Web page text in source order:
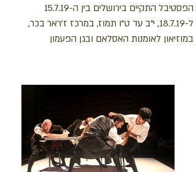
הפסטיבל התקיים
בירושלים בין ה-15.7.19
ל-18.7.19, י"ב עד ט"ו תמוז, במרכז ז'ראר בכר,
במוזיאון לאומנות האסלאם ובגן הפעמון